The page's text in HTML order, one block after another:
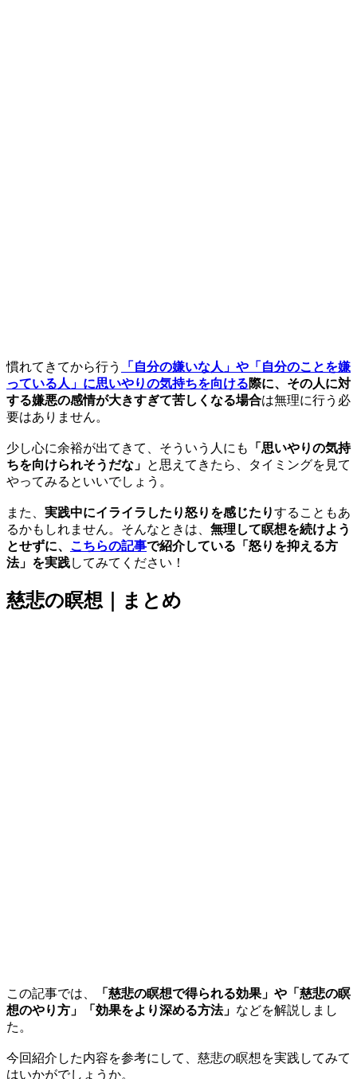
慣れてきてから行う
「自分の嫌いな人」や「自分のことを嫌
っている人」に思いやりの気持ちを向ける際に、その人に対
する嫌悪の感情が大きすぎて苦しくなる場合は無理に行う必
要はありません。
少し心に余裕が出てきて、そういう人にも
「思いやりの気持
ちを向けられそうだな」 と思えてきたら、タイミングを見て
やってみるといいでしょう。
また、 実践中にイライラしたり怒りを感じたりすることもあ
るかもしれません。そんなときは、 無理して瞑想を続けよう
とせずに、 こちらの記事で紹介している「怒りを抑える方
法」を実践してみてください！
慈悲の瞑想｜まとめ
この記事では、
「慈悲の瞑想で得られる効果」や「慈悲の瞑
想のやり方」「効果をより深める方法」 などを解説しまし
た。
今回紹介した内容を参考にして、慈悲の瞑想を実践してみて
はいかがでしょうか。